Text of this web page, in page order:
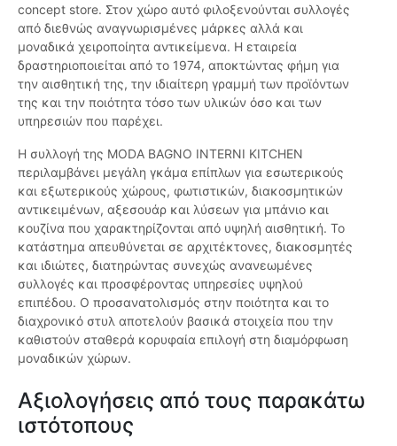
concept store. Στον χώρο αυτό φιλοξενούνται συλλογές
από διεθνώς αναγνωρισμένες μάρκες αλλά και
μοναδικά χειροποίητα αντικείμενα. Η εταιρεία
δραστηριοποιείται από το 1974, αποκτώντας φήμη για
την αισθητική της, την ιδιαίτερη γραμμή των προϊόντων
της και την ποιότητα τόσο των υλικών όσο και των
υπηρεσιών που παρέχει.
Η συλλογή της MODA BAGNO INTERNI KITCHEN
περιλαμβάνει μεγάλη γκάμα επίπλων για εσωτερικούς
και εξωτερικούς χώρους, φωτιστικών, διακοσμητικών
αντικειμένων, αξεσουάρ και λύσεων για μπάνιο και
κουζίνα που χαρακτηρίζονται από υψηλή αισθητική. Το
κατάστημα απευθύνεται σε αρχιτέκτονες, διακοσμητές
και ιδιώτες, διατηρώντας συνεχώς ανανεωμένες
συλλογές και προσφέροντας υπηρεσίες υψηλού
επιπέδου. Ο προσανατολισμός στην ποιότητα και το
διαχρονικό στυλ αποτελούν βασικά στοιχεία που την
καθιστούν σταθερά κορυφαία επιλογή στη διαμόρφωση
μοναδικών χώρων.
Αξιολογήσεις από τους παρακάτω
ιστότοπους